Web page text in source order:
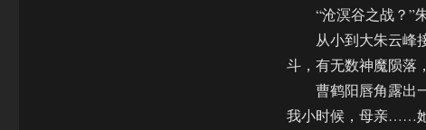
“沧溟谷之战？”朱
从小到大朱云峰接
斗，有无数神魔陨落
曹鹤阳唇角露出一
我小时候，母亲……